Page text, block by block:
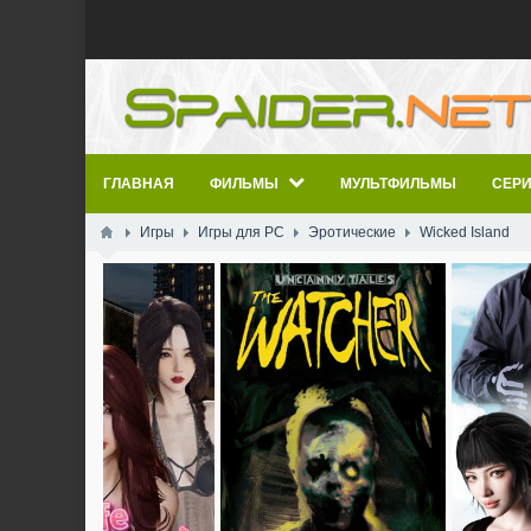
ГЛАВНАЯ ФИЛЬМЫ МУЛЬТФИЛЬМЫ
Игры Игры для PC Эротические Wicked Island